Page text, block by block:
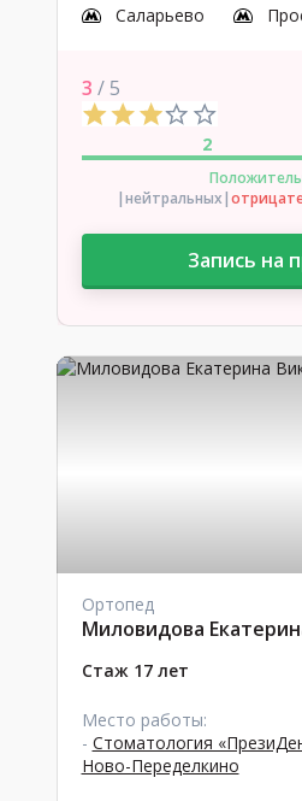
Саларьево
3 / 5
2
|нейтральных|
Запись на
Ортопед
Миловидова
Стаж 17 лет
Место работы:
- Стоматология
Ново-Переделкино